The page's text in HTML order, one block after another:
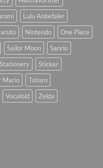
Lulu Anbefaler
Nintendo
One Piece
Sailor Moon
Sanrio
Stationery
Sticker
Mario
Totoro
Vocaloid Zelda